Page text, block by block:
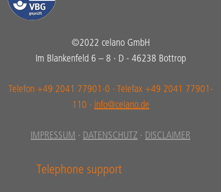
©2022 celano GmbH
Im Blankenfeld 6 – 8 · D - 46238 Bottrop
Telefon +49 2041 77901-0 · Telefax +49 2041 77901-
110 · info@celano.de
IMPRESSUM · DATENSCHUTZ · DISCLAIMER
Telephone support